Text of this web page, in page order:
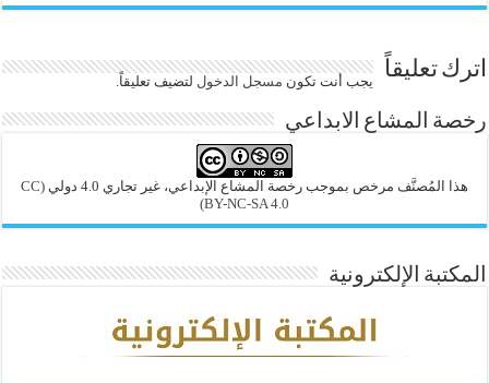
اترك تعليقاً يجب أنت تكون مسجل الدخول لتضيف تعليقاً.
رخصة المشاع الابداعي
هذا المُصنَّف مرخص بموجب رخصة المشاع الإبداعي، غير تجاري 4.0 دولي
(CC
BY-NC-SA 4.0)
المكتبة الإلكترونية